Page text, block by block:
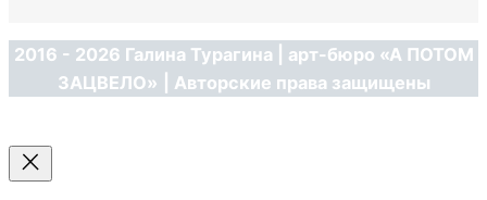
2016 - 2026 Галина Турагина | арт-бюро «А ПОТОМ
ЗАЦВЕЛО»
| Авторские права защищены